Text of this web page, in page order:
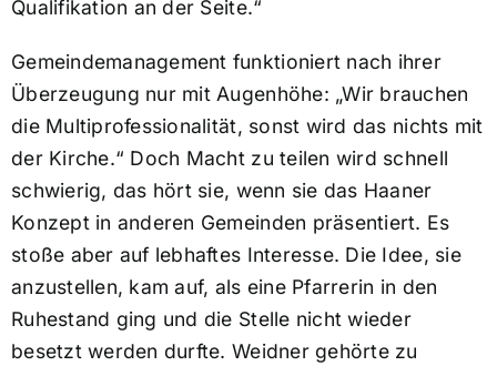
Qualifikation an der Seite.“
Gemeindemanagement funktioniert nach ihrer
Überzeugung nur mit Augenhöhe: „Wir brauchen
die Multiprofessionalität, sonst wird das nichts mit
der Kirche.“ Doch Macht zu teilen wird schnell
schwierig, das hört sie, wenn sie das Haaner
Konzept in anderen Gemeinden präsentiert. Es
stoße aber auf lebhaftes Interesse. Die Idee, sie
anzustellen, kam auf, als eine Pfarrerin in den
Ruhestand ging und die Stelle nicht wieder
besetzt werden durfte. Weidner gehörte zu